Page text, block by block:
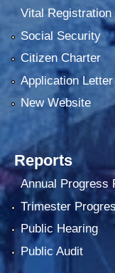
Vital Registration
Social Security
Citizen Charter
Application Letter
New Website
Reports
Annual Progress
Trimester
Public Hearing
Public Audit